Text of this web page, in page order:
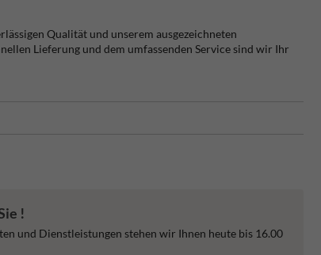
Qualität und unserem ausgezeichneten
Lieferung und dem umfassenden Service sind wir Ihr
!
und Dienstleistungen stehen wir Ihnen heute bis 16.00